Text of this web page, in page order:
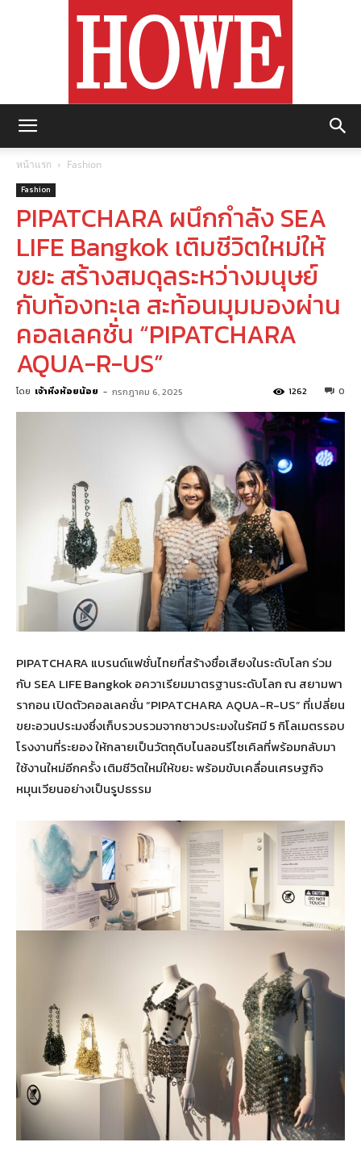
หน้าแรก Fashion
Fashion
PIPATCHARA ผนึกกำลัง SEA
LIFE Bangkok เติมชีวิตใหม่ให้
ขยะ สร้างสมดุลระหว่างมนุษย์
กับท้องทะเล สะท้อนมุมมองผ่าน
คอลเลคชั่น “PIPATCHARA
AQUA-R-US”
โดย เจ้าหิ่งห้อยน้อย - กรกฎาคม 6, 2025 0
1262
PIPATCHARA แบรนด์แฟชั่นไทยที่สร้างชื่อเสียงในระดับโลก ร่วม
กับ SEA LIFE Bangkok อควาเรียมมาตรฐานระดับโลก ณ สยามพา
รากอน เปิดตัวคอลเลคชั่น “PIPATCHARA AQUA-R-US” ที่เปลี่ยน
ขยะอวนประมงซึ่งเก็บรวบรวมจากชาวประมงในรัศมี 5 กิโลเมตรรอบ
โรงงานที่ระยอง ให้กลายเป็นวัตถุดิบไนลอนรีไซเคิลที่พร้อมกลับมา
ใช้งานใหม่อีกครั้ง เติมชีวิตใหม่ให้ขยะ พร้อมขับเคลื่อนเศรษฐกิจ
หมุนเวียนอย่างเป็นรูปธรรม